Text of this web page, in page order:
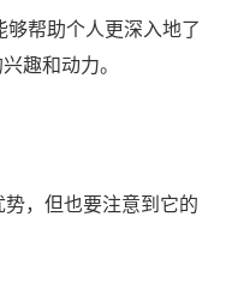
够帮助个人更深入地了
趣和动力。
，但也要注意到它的